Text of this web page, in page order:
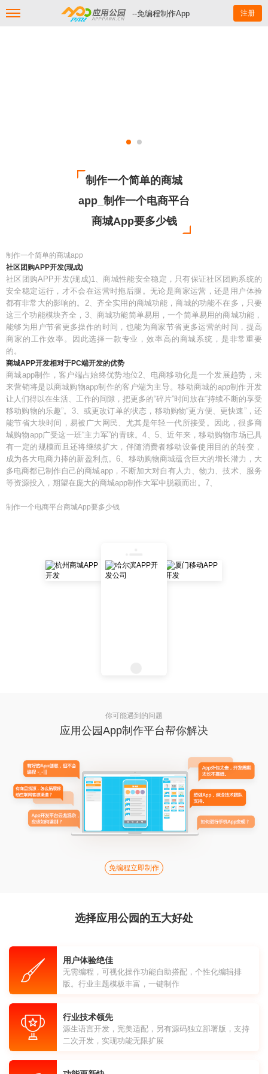
--免编程制作App 注册
制作一个简单的商城
app_制作一个电商平台
商城App要多少钱
制作一个简单的商城app
社区团购APP开发(现成)
社区团购APP开发(现成)1、商城性能安全稳定，只有保证社区团购系统的
安全稳定运行，才不会在运营时拖后腿。无论是商家运营，还是用户体验
都有非常大的影响的。2、齐全实用的商城功能，商城的功能不在多，只要
这三个功能模块齐全，3、商城功能简单易用，一个简单易用的商城功能，
能够为用户节省更多操作的时间，也能为商家节省更多运营的时间，提高
商家的工作效率。因此选择一款专业，效率高的商城系统，是非常重要
的。
商城APP开发相对于PC端开发的优势
商城app制作，客户端占始终优势地位2、电商移动化是一个发展趋势，未
来营销将是以商城购物app制作的客户端为主导。移动商城的app制作开发
让人们得以在生活、工作的间隙，把更多的“碎片”时间放在“持续不断的享受
移动购物的乐趣”。3、或更改订单的状态，移动购物“更方便、更快速”，还
能节省大块时间，易被广大网民、尤其是年轻一代所接受。因此，很多商
城购物app广受这一班“主力军”的青睐。4、5、近年来，移动购物市场已具
有一定的规模而且还将继续扩大，伴随消费者移动设备使用目的的转变，
成为各大电商力捧的新盈利点。6、移动购物商城蕴含巨大的增长潜力，大
多电商都已制作自己的商城app，不断加大对自有人力、物力、技术、服务
等资源投入，期望在庞大的商城app制作大军中脱颖而出。7、
制作一个电商平台商城App要多少钱
你可能遇到的问题
应用公园App制作平台帮你解决
免编程立即制作
选择应用公园的五大好处
用户体验绝佳
无需编程，可视化操作功能自助搭配，个性化编辑排
版。行业主题模板丰富，一键制作
行业技术领先
源生语言开发，完美适配，另有源码独立部署版，支持
二次开发，实现功能无限扩展